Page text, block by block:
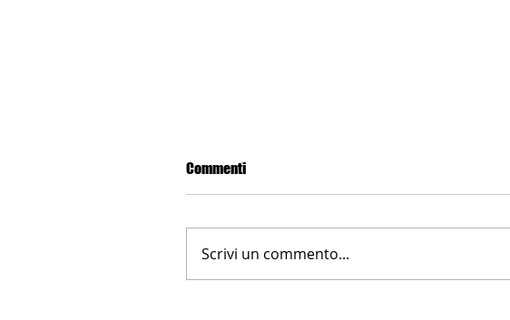
LA NUOVA FARNESINA
Commenti
Scrivi un commento...